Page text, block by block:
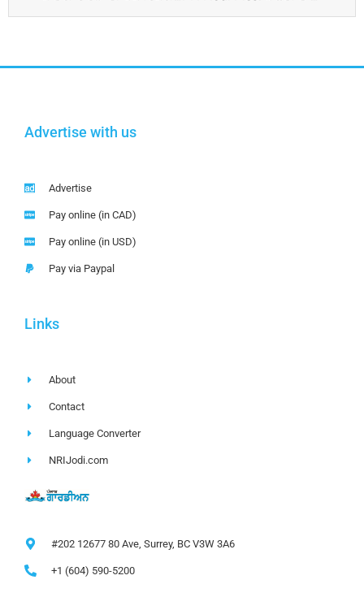
Advertise with us
Advertise
Pay online (in CAD)
Pay online (in USD)
Pay via Paypal
Links
About
Contact
Language Converter
NRIJodi.com
#202 12677 80 Ave, Surrey, BC V3W 3A6
+1 (604) 590-5200